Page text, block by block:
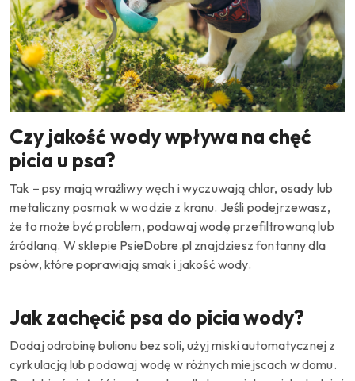
Czy jakość wody wpływa na chęć
picia u psa?
Tak – psy mają wrażliwy węch i wyczuwają chlor, osady lub
metaliczny posmak w wodzie z kranu. Jeśli podejrzewasz,
że to może być problem, podawaj wodę przefiltrowaną lub
źródlaną. W sklepie PsieDobre.pl znajdziesz fontanny dla
psów, które poprawiają smak i jakość wody.
Jak zachęcić psa do picia wody?
Dodaj odrobinę bulionu bez soli, użyj miski automatycznej z
cyrkulacją lub podawaj wodę w różnych miejscach w domu.